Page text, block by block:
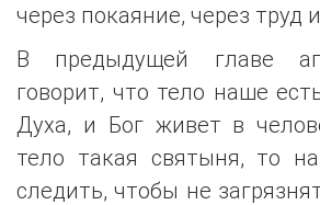
через покаяние, через труд
В предыдущей главе
говорит, что тело наше
Духа, и Бог живет в
тело такая святыня, то
следить, чтобы не